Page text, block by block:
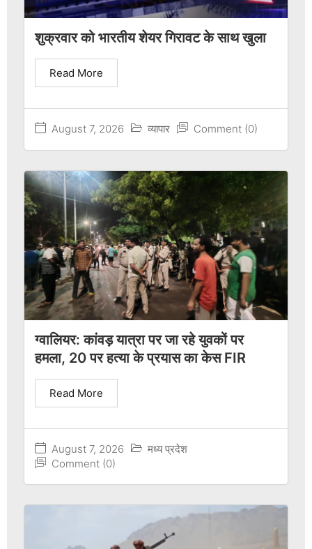
शुक्रवार को भारतीय शेयर गिरावट के साथ खुला
August 7, 2026 व्यापार Comment (0)
Read More
ग्वालियर: कांवड़ यात्रा पर जा रहे युवकों पर
हमला, 20 पर हत्या के प्रयास का केस FIR
August 7, 2026
मध्य प्रदेश
Comment (0)
Read More